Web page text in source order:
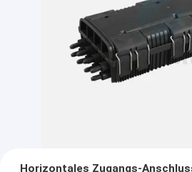
Horizontales Zugangs-